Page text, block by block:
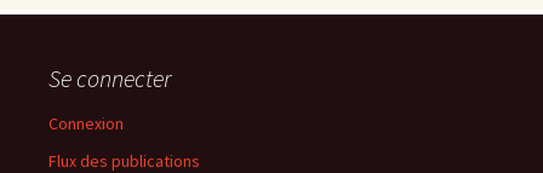
Se connecter
Connexion
Flux des publications